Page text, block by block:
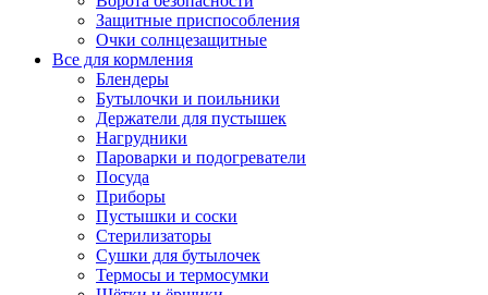
Защитные приспособления
Очки солнцезащитные
Все для кормления
Блендеры
Бутылочки и поильники
Держатели для пустышек
Нагрудники
Пароварки и подогреватели
Посуда
Приборы
Пустышки и соски
Стерилизаторы
Сушки для бутылочек
Термосы и термосумки